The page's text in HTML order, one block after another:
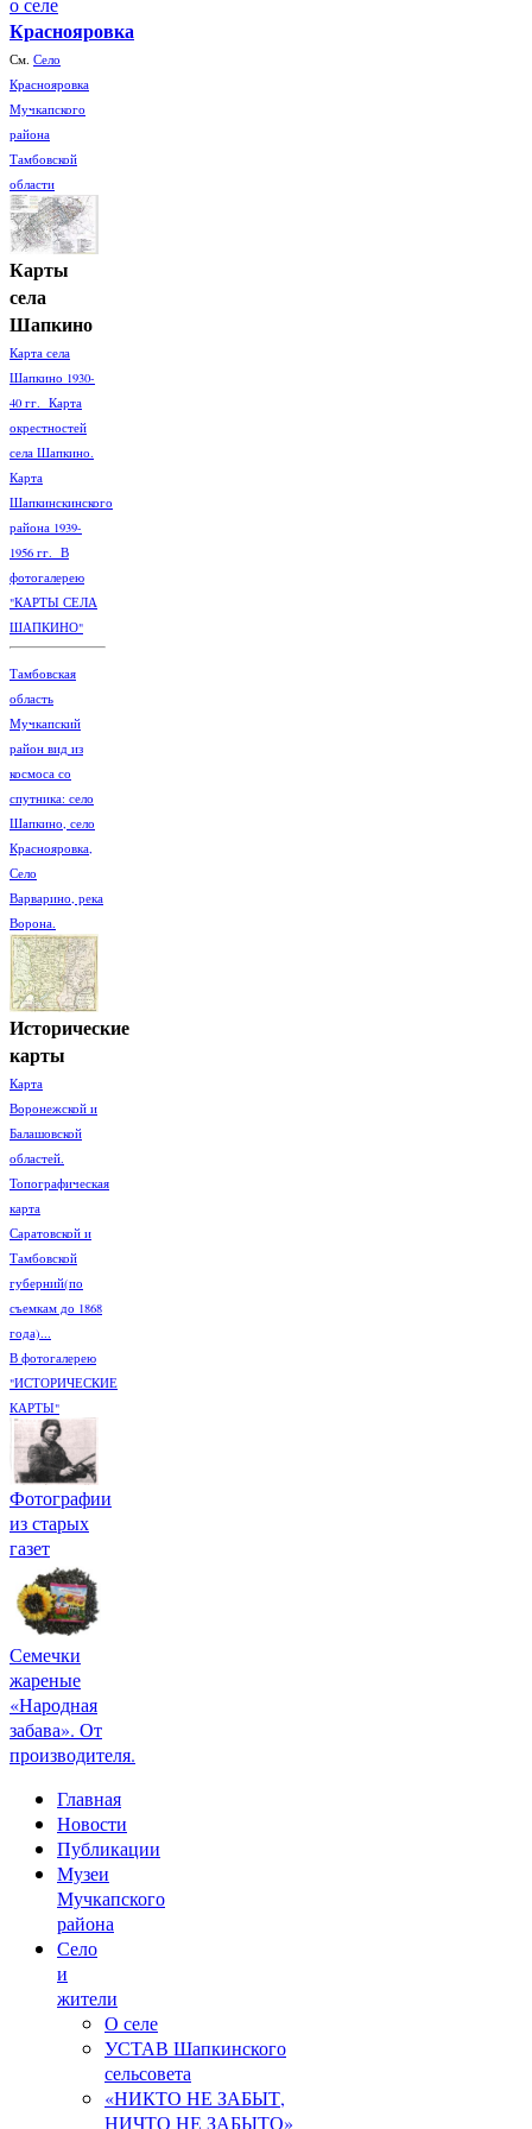
Краснояровка
См. Село
Краснояровка
Мучкапского
района
Тамбовской
области
Карты
села
Шапкино
Карта села
Шапкино 1930-
40 гг. Карта
окрестностей
села Шапкино.
Карта
Шапкинскинского
района 1939-
1956 гг. В
фотогалерею
"КАРТЫ СЕЛА
ШАПКИНО"
Тамбовская
область
Мучкапский
район вид из
космоса со
спутника: село
Шапкино, село
Краснояровка,
Село
Варварино, река
Ворона.
Исторические
карты
Карта
Воронежской и
Балашовской
областей.
Топографическая
карта
Саратовской и
Тамбовской
губерний(по
съемкам до 1868
года)...
В фотогалерею
"ИСТОРИЧЕСКИЕ
КАРТЫ"
Фотографии
из старых
газет
Семечки
жареные
«Народная
забава». От
производителя.
Главная
Новости
Публикации
Музеи
Мучкапского
района
Село
и
жители
О селе
УСТАВ Шапкинского
сельсовета
«НИКТО НЕ ЗАБЫТ,
НИЧТО НЕ ЗАБЫТО»